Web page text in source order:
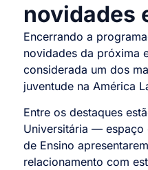
novidades
Encerrando a
novidades da próxima
considerada um dos
juventude na América
Entre os destaques
Universitária — espaço
de Ensino
relacionamento com